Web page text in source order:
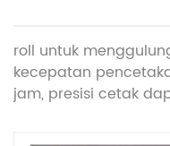
roll untuk
kecepatan
jam, presisi cetak